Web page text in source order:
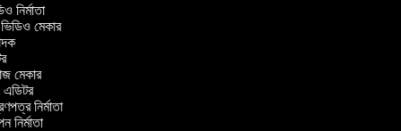
নির্মাতা
মেকার
মেকার
এডিটর
নির্মাতা
নির্মাতা